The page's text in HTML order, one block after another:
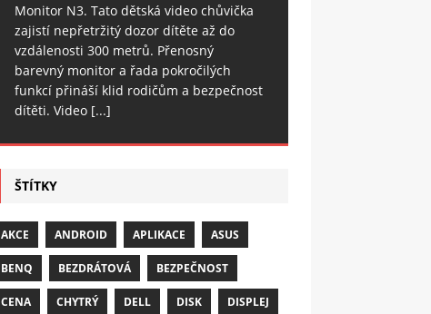
Monitor N3. Tato dětská video chůvička
zajistí nepřetržitý dozor dítěte až do
vzdálenosti 300 metrů. Přenosný
barevný monitor a řada pokročilých
funkcí přináší klid rodičům a bezpečnost
dítěti. Video [...]
ŠTÍTKY
AKCE ANDROID APLIKACE ASUS
BENQ BEZDRÁTOVÁ BEZPEČNOST
CENA CHYTRÝ DELL DISK DISPLEJ